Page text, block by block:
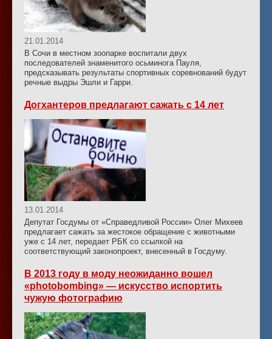
21.01.2014
В Сочи в местном зоопарке воспитали двух
последователей знаменитого осьминога Пауля,
предсказывать результаты спортивных соревнований будут
речные выдры Эшли и Гарри.
Догхантеров предлагают сажать с 14 лет
13.01.2014
Депутат Госдумы от «Справедливой России» Олег Михеев
предлагает сажать за жестокое обращение с животными
уже с 14 лет, передает РБК со ссылкой на
соответствующий законопроект, внесенный в Госдуму.
В 2013 году в моду неожиданно вошел
«photobombing» — искусство испортить
чужую фотографию